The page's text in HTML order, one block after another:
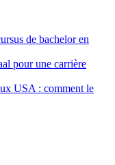
de bachelor en
pour une carrière
USA : comment le